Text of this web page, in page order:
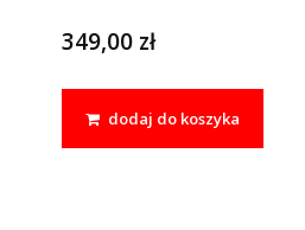
349,00 zł
dodaj do koszyka